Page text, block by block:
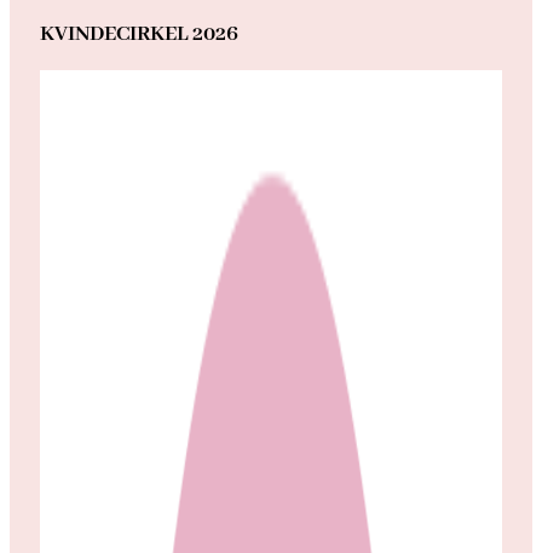
KVINDECIRKEL 2026